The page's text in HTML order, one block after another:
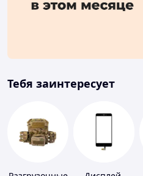
Тебя заинтересует